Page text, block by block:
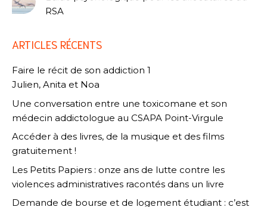
RSA
ARTICLES RÉCENTS
Faire le récit de son addiction 1
Julien, Anita et Noa
Une conversation entre une toxicomane et son
médecin addictologue au CSAPA Point-Virgule
Accéder à des livres, de la musique et des films
gratuitement !
Les Petits Papiers : onze ans de lutte contre les
violences administratives racontés dans un livre
Demande de bourse et de logement étudiant : c’est